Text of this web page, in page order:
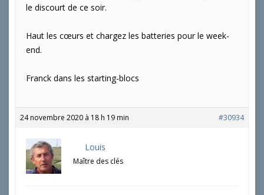
le discourt de ce soir.
Haut les cœurs et chargez les batteries pour le week-
end.
Franck dans les starting-blocs
24 novembre 2020 à 18 h 19 min #30934
Louis
Maître des clés